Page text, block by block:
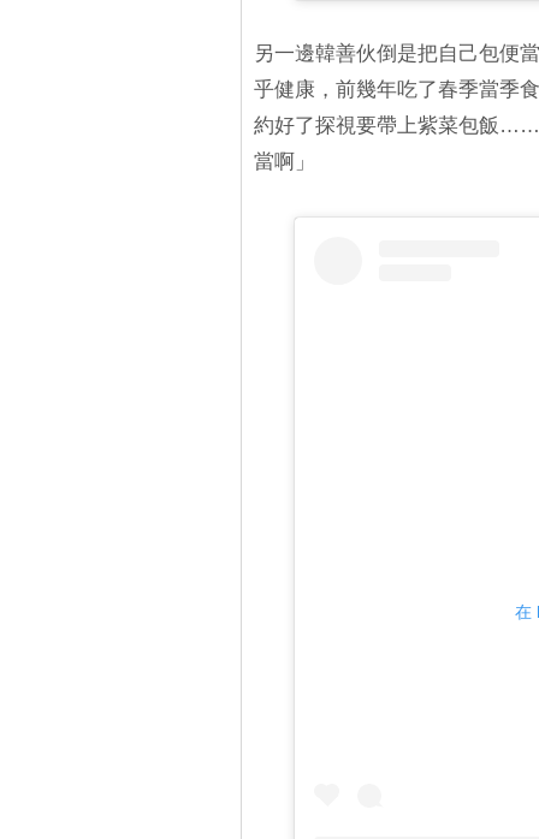
另一邊韓善伙倒是把自己包便
乎健康，前幾年吃了春季當季
約好了探視要帶上紫菜包飯……
當啊」
在